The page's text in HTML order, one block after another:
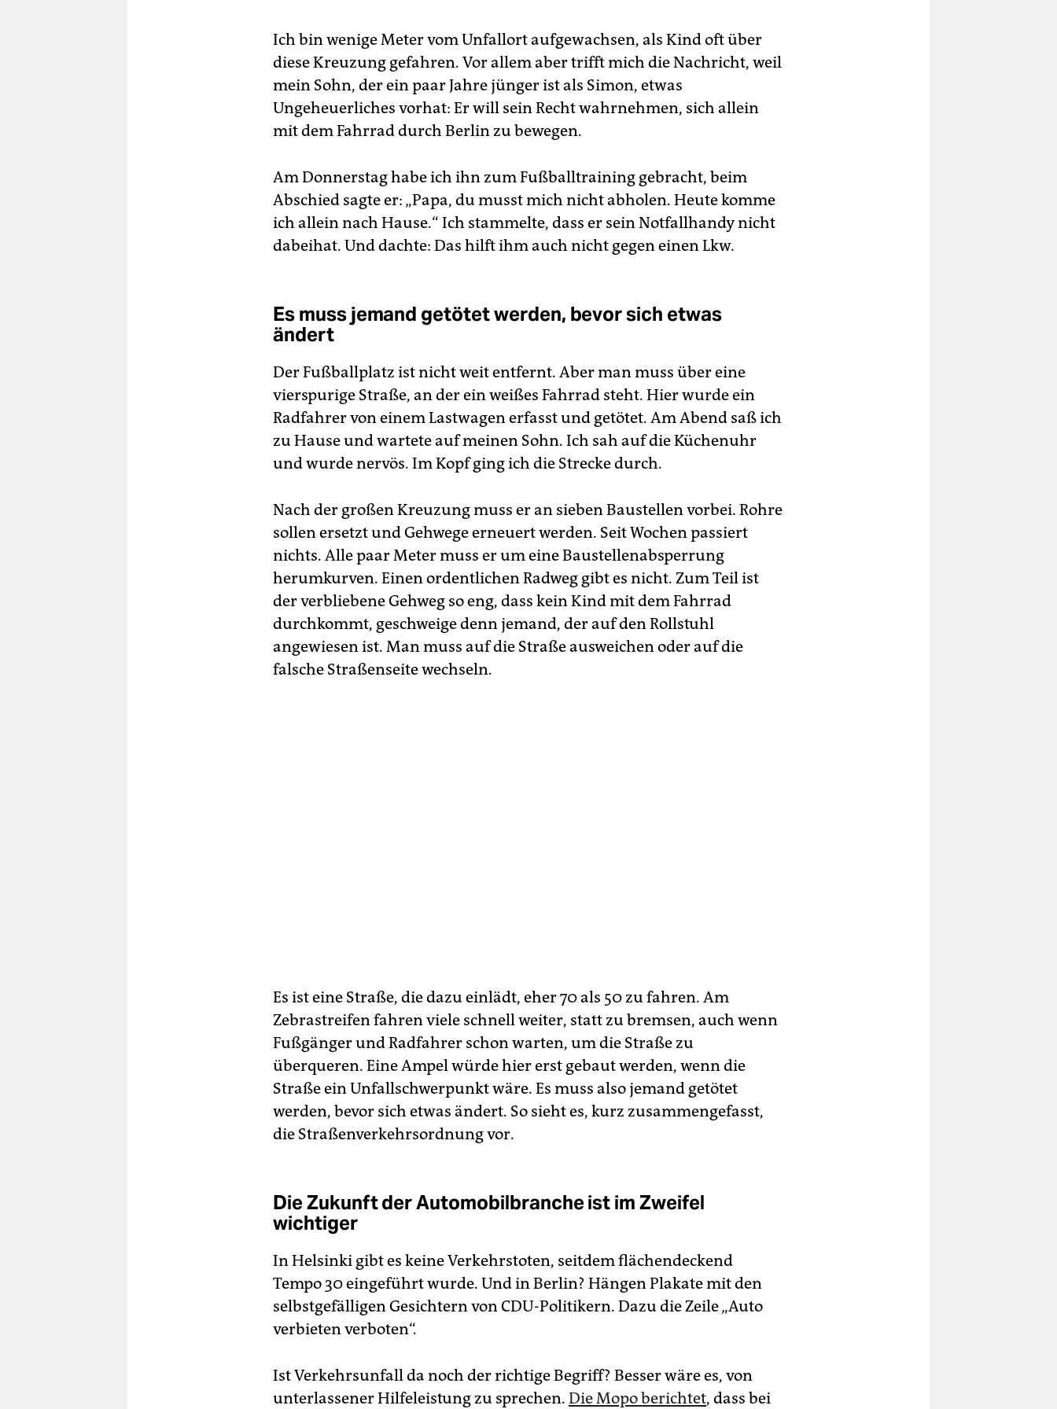
Ich bin wenige Meter vom Unfallort aufgewachsen, als Kind oft über
diese Kreuzung gefahren. Vor allem aber trifft mich die Nachricht, weil
mein Sohn, der ein paar Jahre jünger ist als Simon, etwas
Ungeheuerliches vorhat: Er will sein Recht wahrnehmen, sich allein
mit dem Fahrrad durch Berlin zu bewegen.
Am Donnerstag habe ich ihn zum Fußballtraining gebracht, beim
Abschied sagte er: „Papa, du musst mich nicht abholen. Heute komme
ich allein nach Hause.“ Ich stammelte, dass er sein Notfallhandy nicht
dabeihat. Und dachte: Das hilft ihm auch nicht gegen einen Lkw.
Es muss jemand getötet werden, bevor sich etwas
ändert
Der Fußballplatz ist nicht weit entfernt. Aber man muss über eine
vierspurige Straße, an der ein weißes Fahrrad steht. Hier wurde ein
Radfahrer von einem Lastwagen erfasst und getötet. Am Abend saß ich
zu Hause und wartete auf meinen Sohn. Ich sah auf die Küchenuhr
und wurde nervös. Im Kopf ging ich die Strecke durch.
Nach der großen Kreuzung muss er an sieben Baustellen vorbei. Rohre
sollen ersetzt und Gehwege erneuert werden. Seit Wochen passiert
nichts. Alle paar Meter muss er um eine Baustellenabsperrung
herumkurven. Einen ordentlichen Radweg gibt es nicht. Zum Teil ist
der verbliebene Gehweg so eng, dass kein Kind mit dem Fahrrad
durchkommt, geschweige denn jemand, der auf den Rollstuhl
angewiesen ist. Man muss auf die Straße ausweichen oder auf die
falsche Straßenseite wechseln.
Es ist eine Straße, die dazu einlädt, eher 70 als 50 zu fahren. Am
Zebrastreifen fahren viele schnell weiter, statt zu bremsen, auch wenn
Fußgänger und Radfahrer schon warten, um die Straße zu
überqueren. Eine Ampel würde hier erst gebaut werden, wenn die
Straße ein Unfallschwerpunkt wäre. Es muss also jemand getötet
werden, bevor sich etwas ändert. So sieht es, kurz zusammengefasst,
die Straßenverkehrsordnung vor.
Die Zukunft der Automobilbranche ist im Zweifel
wichtiger
In Helsinki gibt es keine Verkehrstoten, seitdem flächendeckend
Tempo 30 eingeführt wurde. Und in Berlin? Hängen Plakate mit den
selbstgefälligen Gesichtern von CDU-Politikern. Dazu die Zeile „Auto
verbieten verboten“.
Ist Verkehrsunfall da noch der richtige Begriff? Besser wäre es, von
unterlassener Hilfeleistung zu sprechen. Die Mopo berichtet, dass bei